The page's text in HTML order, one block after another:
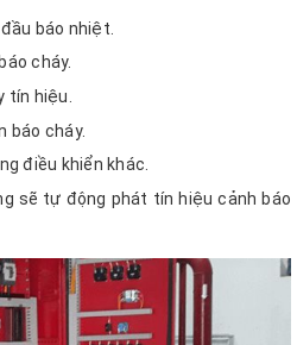
báo nhiệt.
cháy.
tín hiệu.
báo cháy.
điều khiển khác.
sẽ tự động phát tín hiệu cảnh báo